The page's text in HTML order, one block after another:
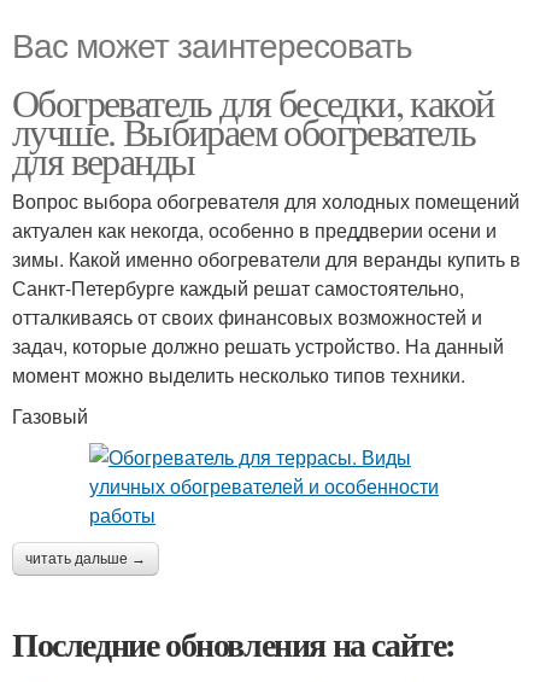
Вас может заинтересовать
Обогреватель для беседки, какой
лучше. Выбираем обогреватель
для веранды
Вопрос выбора обогревателя для холодных помещений
актуален как некогда, особенно в преддверии осени и
зимы. Какой именно обогреватели для веранды купить в
Санкт-Петербурге каждый решат самостоятельно,
отталкиваясь от своих финансовых возможностей и
задач, которые должно решать устройство. На данный
момент можно выделить несколько типов техники.
Газовый
читать дальше →
Последние обновления на сайте: